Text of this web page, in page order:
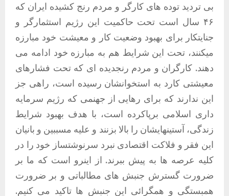
بی تردید توده های کارگر و مردم رنج کشیده ایران که
۴۶ سال است تحت حاکمیت این رژیم استثمارگر و
جنایتکار برای بهبود وضعیت کار و معیشت خود مبارزه
میکنند، تحت این شرایط هم به مبارزه خود ادامه می
دهند. کارگران و مردم رنجدیده ای که تحت فشارهای
معیشتی کارد به استخوانشان رسیده است، راهی جز
این ندارند که برای رهایی از جهنمی که رژیم سرمایه
داری اسلامی برپاکرده است، با هدف بهبود شرایط
زندگی، آستینهایشان را بالا بزنند و علیه مسببین و بانیان
این فقر و فلاکت اقتصادی نبرد سرنوشتساز خود را در
کلیه عرصه ها به پیش ببرند. از اینرو است که ما بر
ضرورت گسترش جنبش های مطالباتی و بر ضرورت
همبستگی و همگرائی این جنبش ها تاکید می کنیم.